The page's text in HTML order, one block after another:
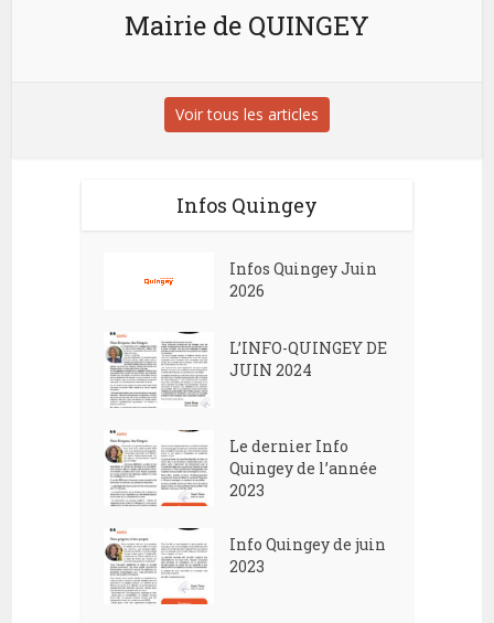
Mairie de QUINGEY
Voir tous les articles
Infos Quingey
Infos Quingey Juin
2026
L’INFO-QUINGEY DE
JUIN 2024
Le dernier Info
Quingey de l’année
2023
Info Quingey de juin
2023